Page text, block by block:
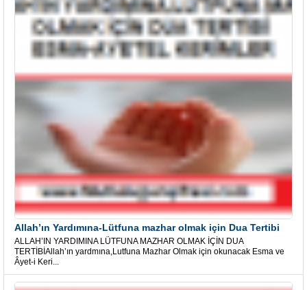
Allah’ın Yardımına-Lütfuna mazhar olmak için Dua Tertibi
ALLAH’IN YARDIMINA LÜTFUNA MAZHAR OLMAK İÇİN DUA
TERTİBİAllah’ın yardmına,Lutfuna Mazhar Olmak için okunacak Esma ve
Âyet-i Keri...